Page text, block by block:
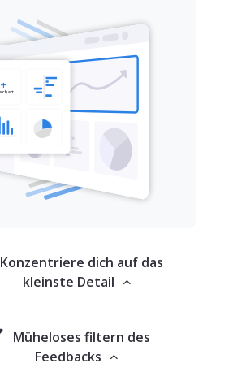
Konzentriere dich auf das
kleinste Detail
Müheloses filtern des
Feedbacks